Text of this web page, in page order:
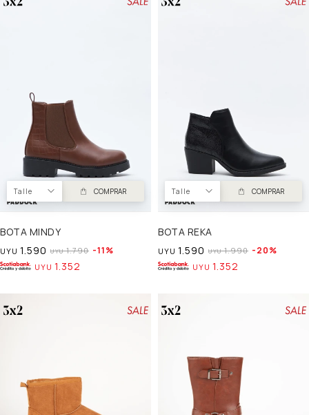
Talle COMPRAR
BOTA MINDY
UYU 1.590 UYU 1.790 11
UYU 1.352
Talle COMPRAR
BOTA REKA
UYU 1.590 UYU 1.990 20
UYU 1.352